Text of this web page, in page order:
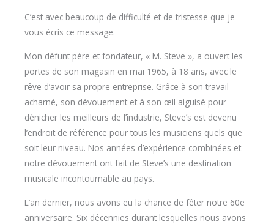
C’est avec beaucoup de difficulté et de tristesse que je
vous écris ce message.
Mon défunt père et fondateur, « M. Steve », a ouvert les
portes de son magasin en mai 1965, à 18 ans, avec le
rêve d’avoir sa propre entreprise. Grâce à son travail
acharné, son dévouement et à son œil aiguisé pour
dénicher les meilleurs de l’industrie, Steve’s est devenu
l’endroit de référence pour tous les musiciens quels que
soit leur niveau. Nos années d’expérience combinées et
notre dévouement ont fait de Steve’s une destination
musicale incontournable au pays.
L’an dernier, nous avons eu la chance de fêter notre 60e
anniversaire. Six décennies durant lesquelles nous avons